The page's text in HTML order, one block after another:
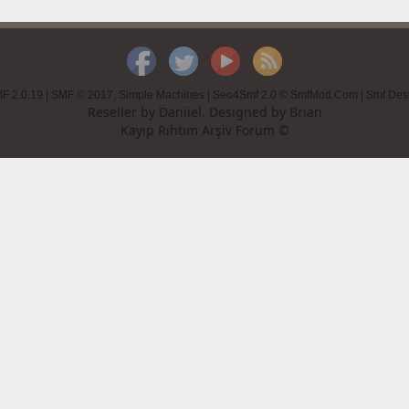
2.0.19 | SMF © 2017 Simple Machines | Seo4Smf 2.0 © SmfMod.Com | Smf
Reseller by Daniiel. Designed by Brian
Kayıp Rıhtım Arşiv Forum ©